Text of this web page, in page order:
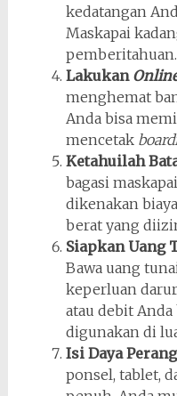
kedatangan
Maskapai
pemberitahuan.
Lakukan
menghemat
Anda bisa
mencetak
Ketahuilah
bagasi
dikenakan
berat yang
Siapkan Uang
Bawa uang
keperluan
atau debit
digunakan di
Isi Daya
ponsel, tablet,